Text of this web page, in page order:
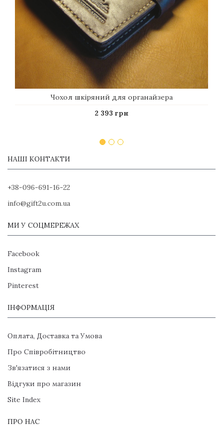
Чохол шкіряний для органайзера
2 393 грн
НАШІ КОНТАКТИ
+38-096-691-16-22
info@gift2u.com.ua
МИ У СОЦМЕРЕЖАХ
Facebook
Instagram
Pinterest
ІНФОРМАЦІЯ
Оплата, Доставка та Умова
Про Співробітництво
Зв'язатися з нами
Відгуки про магазин
Site Index
ПРО НАС